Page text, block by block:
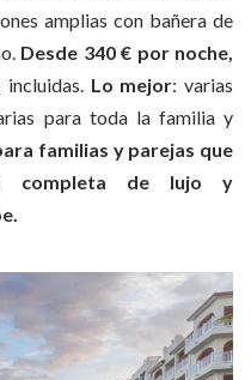
amplias con bañera de
Desde 340 € por noche,
Lo mejor: varias
para toda la familia y
familias y parejas que
completa de lujo y